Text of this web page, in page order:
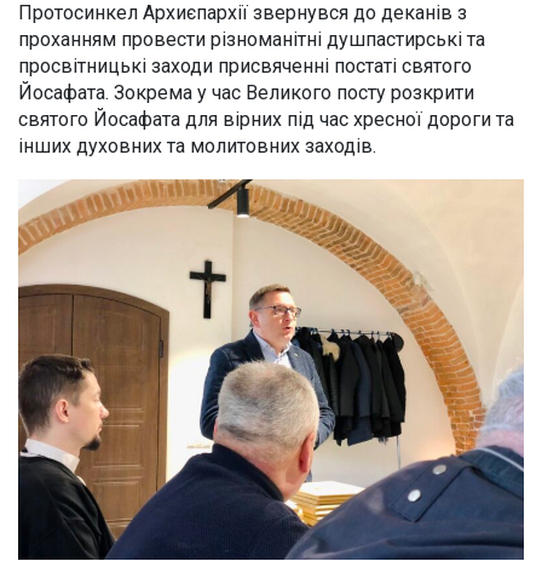
Протосинкел Архиєпархії звернувся до деканів з
проханням провести різноманітні душпастирські та
просвітницькі заходи присвяченні постаті святого
Йосафата. Зокрема у час Великого посту розкрити
святого Йосафата для вірних під час хресної дороги та
інших духовних та молитовних заходів.